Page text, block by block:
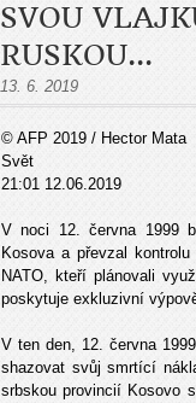
SVOU
RUSKOU...
13. 6. 2019
© AFP 2019 / Hector Mata
Svět
21:01 12.06.2019
V noci 12. června 1999
Kosova a převzal
NATO, kteří plánovali
poskytuje exkluzivní
V ten den, 12. června
shazovat svůj smrtící
srbskou provincií Kosovo